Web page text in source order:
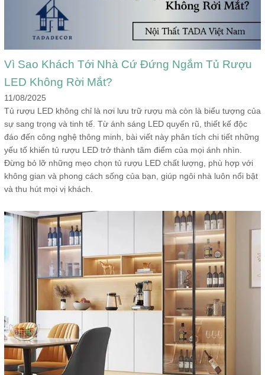
Vì Sao Khách Tới Nhà Cứ Đứng Ngắm Tủ Rượu
LED Không Rời Mắt?
11/08/2025
Tủ rượu LED không chỉ là nơi lưu trữ rượu mà còn là biểu tượng của
sự sang trọng và tinh tế. Từ ánh sáng LED quyến rũ, thiết kế độc
đáo đến công nghệ thông minh, bài viết này phân tích chi tiết những
yếu tố khiến tủ rượu LED trở thành tâm điểm của mọi ánh nhìn.
Đừng bỏ lỡ những mẹo chọn tủ rượu LED chất lượng, phù hợp với
không gian và phong cách sống của bạn, giúp ngôi nhà luôn nổi bật
và thu hút mọi vị khách.